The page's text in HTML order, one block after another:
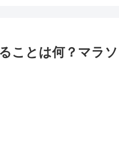
ことは何？マラ